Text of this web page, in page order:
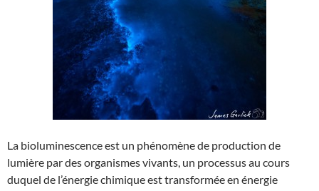
La bioluminescence est un phénomène de production de
lumière par des organismes vivants, un processus au cours
duquel de l’énergie chimique est transformée en énergie